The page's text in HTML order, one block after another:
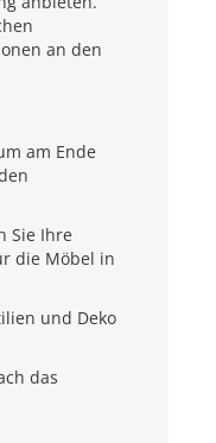
an den
am Ende
Sie Ihre
die Möbel in
und Deko
das